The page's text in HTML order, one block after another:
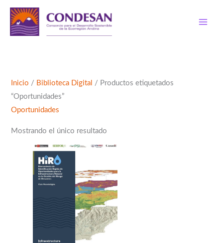
contenido
Inicio / Biblioteca Digital / Productos etiquetados
“Oportunidades”
Oportunidades
Mostrando el único resultado